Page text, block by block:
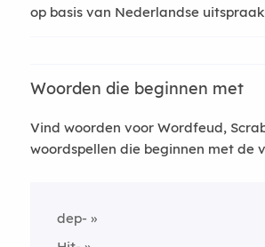
op basis van Nederlandse
Woorden die beginnen met
Vind woorden voor Wordfeud,
woordspellen die beginnen met de
dep-